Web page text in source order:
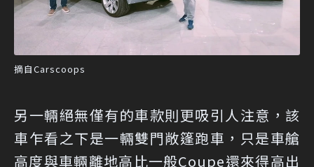
摘自Carscoops
另一輛絕無僅有的車款則更吸引人注意，該
車乍看之下是一輛雙門敞篷跑車，只是車艙
高度與車輛離地高比一般Coupe還來得高出